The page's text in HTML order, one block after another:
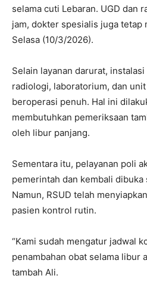
selama cuti Lebaran. UGD dan
jam, dokter spesialis juga tetap
Selasa (10/3/2026).
Selain layanan darurat,
radiologi, laboratorium, dan
beroperasi penuh. Hal ini
membutuhkan pemeriksaan
oleh libur panjang.
Sementara itu, pelayanan poli
pemerintah dan kembali
Namun, RSUD telah
pasien kontrol rutin.
“Kami sudah mengatur jadwal
penambahan obat selama libur
tambah Ali.